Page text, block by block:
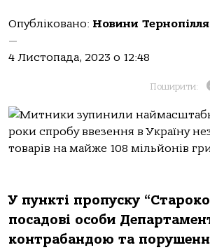
Опубліковано: Новини Тернопілля
—
4 Листопада, 2023 о 12:48
Поширити:
У пункті пропуску
посадові особи
контрабандою та